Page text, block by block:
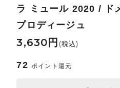
ラ ミュール 2020 / ド
プロディージュ
3,630円 (税込)
72 ポイント還元